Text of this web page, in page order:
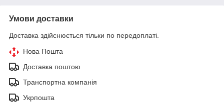
Умови доставки
Доставка здійснюється тільки по передоплаті.
Нова Пошта
Доставка поштою
Транспортна компанія
Укрпошта